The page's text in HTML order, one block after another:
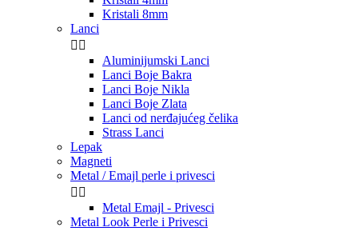
Kristali 8mm
Lanci
 
Aluminijumski Lanci
Lanci Boje Bakra
Lanci Boje Nikla
Lanci Boje Zlata
Lanci od nerđajućeg čelika
Strass Lanci
Lepak
Magneti
Metal / Emajl perle i privesci
 
Metal Emajl - Privesci
Metal Look Perle i Privesci